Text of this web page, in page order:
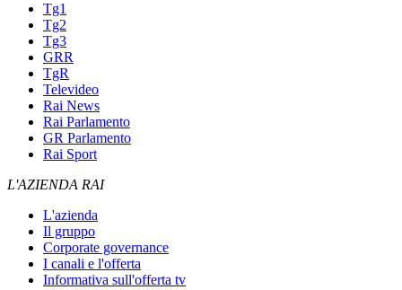
Tg1
Tg2
Tg3
GRR
TgR
Televideo
Rai News
Rai Parlamento
GR Parlamento
Rai Sport
L'AZIENDA RAI
L'azienda
Il gruppo
Corporate governance
I canali e l'offerta
Informativa sull'offerta tv